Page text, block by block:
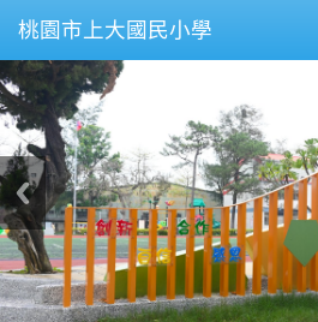
桃園市上大國民小學